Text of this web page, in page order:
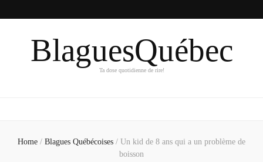
BlaguesQuébec
Ta dose quotidienne de rire!
Home / Blagues Québécoises / Un kid de 8 ans qui a un problème de
boisson